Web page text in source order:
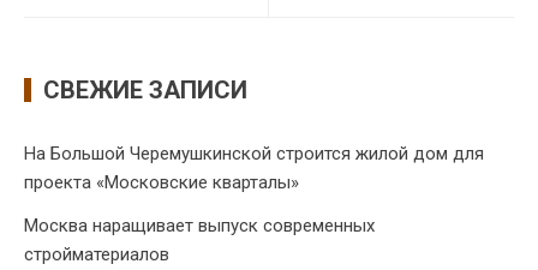
СВЕЖИЕ ЗАПИСИ
На Большой Черемушкинской строится жилой дом для
проекта «Московские кварталы»
Москва наращивает выпуск современных
стройматериалов